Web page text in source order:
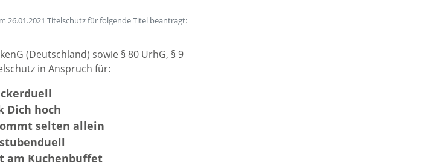
26.01.2021 Titelschutz für folgende Titel beantragt:
(Deutschland) sowie § 80 UrhG, § 9
in Anspruch für:
Dich hoch
selten allein
am Kuchenbuffet